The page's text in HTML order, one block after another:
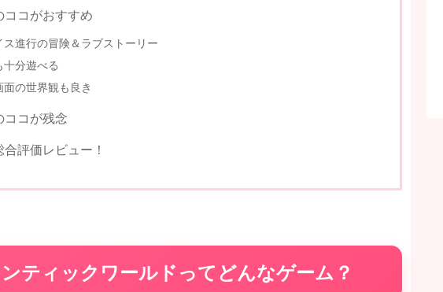
ココがおすすめ
ス進行の冒険＆ラブストーリー
十分遊べる
面の世界観も良き
ココが残念
合評価レビュー！
ティックワールドってどんなゲーム？